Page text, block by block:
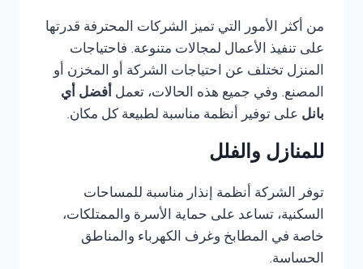
من أكثر الأمور التي تميز الشركات المحترفة قدرتها
على تنفيذ الأعمال لمجالات متنوعة. فاحتياجات
المنزل تختلف عن احتياجات الشركة أو المخزن أو
المصنع. وفي جميع هذه الحالات، تعمل أفضل أي
بانل على توفير أنظمة مناسبة لطبيعة كل مكان.
للمنازل والفلل
توفر الشركة أنظمة إنذار مناسبة للمساحات
السكنية، تساعد على حماية الأسرة والممتلكات،
خاصة في المطابخ وغرف الكهرباء والمناطق
الحساسة.